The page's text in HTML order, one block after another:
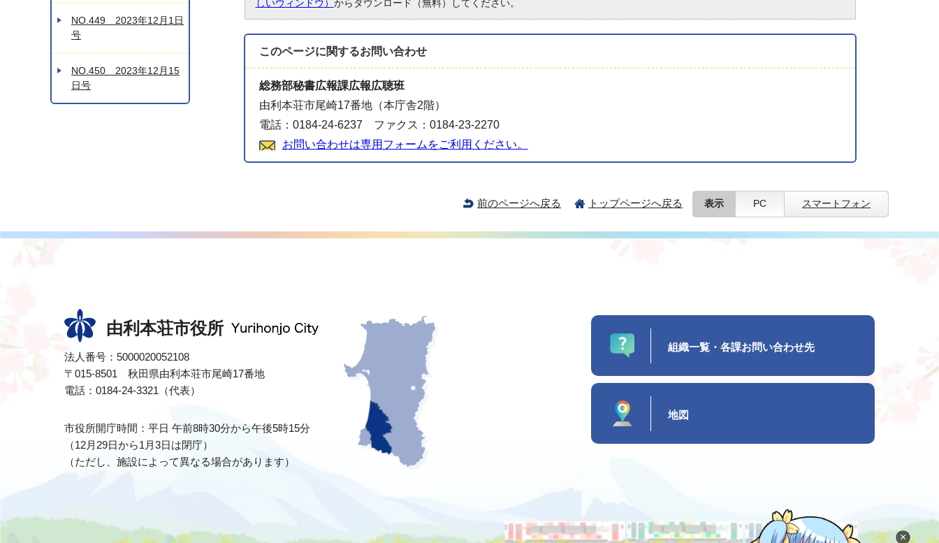
しいウィンドウ） からダウンロード（無料）してください。
このページに関するお問い合わせ
総務部秘書広報課広報広聴班
由利本荘市尾崎17番地（本庁舎2階）
電話：0184-24-6237 ファクス：0184-23-2270
お問い合わせは専用フォームをご利用ください。
NO.449 2023年12月1日
号
NO.450 2023年12月15
日号
前のページへ戻る トップページへ戻る 表示 PC スマートフォン
×
由利本荘市役所
法人番号：5000020052108
〒015-8501 秋田県由利本荘市尾崎17番地
電話：0184-24-3321（代表）
市役所開庁時間：平日 午前8時30分から午後5時15分
（12月29日から1月3日は閉庁）
（ただし、施設によって異なる場合があります）
組織一覧・各課お問い合わせ先
地図